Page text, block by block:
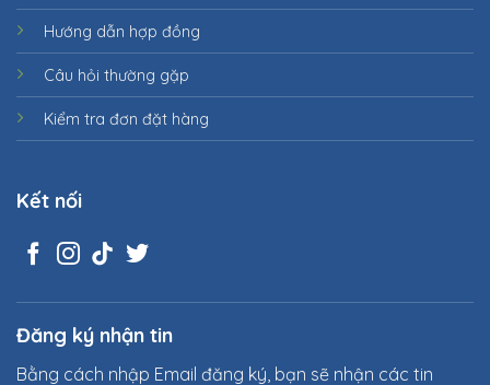
Hướng dẫn hợp đồng
Câu hỏi thường gặp
Kiểm tra đơn đặt hàng
Kết nối
Đăng ký nhận tin
Bằng cách nhập Email đăng ký, bạn sẽ nhận các tin